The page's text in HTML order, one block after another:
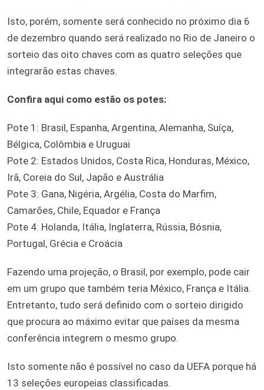
Isto, porém, somente será conhecido no próximo dia 6
de dezembro quando será realizado no Rio de Janeiro o
sorteio das oito chaves com as quatro seleções que
integrarão estas chaves.
Confira aqui como estão os potes:
Pote 1: Brasil, Espanha, Argentina, Alemanha, Suíça,
Bélgica, Colômbia e Uruguai
Pote 2: Estados Unidos, Costa Rica, Honduras, México,
Irã, Coreia do Sul, Japão e Austrália
Pote 3: Gana, Nigéria, Argélia, Costa do Marfim,
Camarões, Chile, Equador e França
Pote 4: Holanda, Itália, Inglaterra, Rússia, Bósnia,
Portugal, Grécia e Croácia
Fazendo uma projeção, o Brasil, por exemplo, pode cair
em um grupo que também teria México, França e Itália.
Entretanto, tudo será definido com o sorteio dirigido
que procura ao máximo evitar que países da mesma
conferência integrem o mesmo grupo.
Isto somente não é possível no caso da UEFA porque há
13 seleções europeias classificadas.